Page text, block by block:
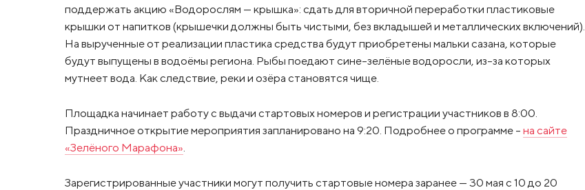
поддержать акцию «Водорослям — крышка»: сдать для вторичной переработки пластиковые
крышки от напитков (крышечки должны быть чистыми, без вкладышей и металлических включений).
На вырученные от реализации пластика средства будут приобретены мальки сазана, которые
будут выпущены в водоёмы региона. Рыбы поедают сине-зелёные водоросли, из-за которых
мутнеет вода. Как следствие, реки и озёра становятся чище.
Площадка начинает работу с выдачи стартовых номеров и регистрации участников в 8:00.
Праздничное открытие мероприятия запланировано на 9:20. Подробнее о программе – на сайте
«Зелёного Марафона».
Зарегистрированные участники могут получить стартовые номера заранее — 30 мая с 10 до 20